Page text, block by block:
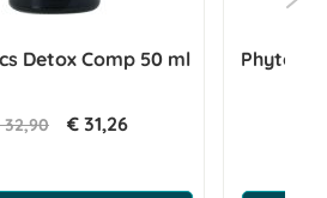
Detox Comp 50 ml
32,90 € 31,26